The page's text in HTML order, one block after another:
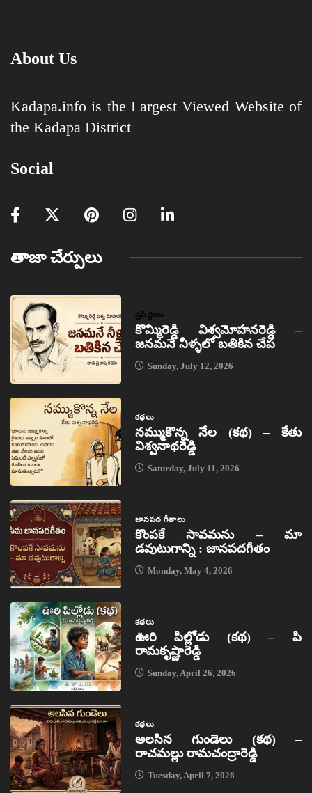
About Us
Kadapa.info is the Largest Viewed Website of
the Kadapa District
Social
తాజా చేర్పులు
ప్రసిద్ధులు
కొమ్మిరెడ్డి విశ్వమోహనరెడ్డి –
జనమనే నీళ్ళలో బతికిన చేప
Sunday, July 12, 2026
కథలు
నమ్ముకొన్న నేల (కథ) – కేతు
విశ్వనాథరెడ్డి
Saturday, July 11, 2026
జానపద గీతాలు
కొంపకే సావమను – మా
డవుటుగాన్ని : జానపదగీతం
Monday, May 4, 2026
కథలు
ఊరి పిల్లోడు (కథ) – పి
రామకృష్ణారెడ్డి
Sunday, April 26, 2026
కథలు
అలసిన గుండెలు (కథ) –
రాచమల్లు రామచంద్రారెడ్డి
Tuesday, April 7, 2026